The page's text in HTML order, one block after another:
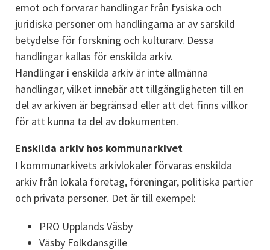
emot och förvarar handlingar från fysiska och
juridiska personer om handlingarna är av särskild
betydelse för forskning och kulturarv. Dessa
handlingar kallas för enskilda arkiv.
Handlingar i enskilda arkiv är inte allmänna
handlingar, vilket innebär att tillgängligheten till en
del av arkiven är begränsad eller att det finns villkor
för att kunna ta del av dokumenten.
Enskilda arkiv hos kommunarkivet
I kommunarkivets arkivlokaler förvaras enskilda
arkiv från lokala företag, föreningar, politiska partier
och privata personer. Det är till exempel:
PRO Upplands Väsby
Väsby Folkdansgille